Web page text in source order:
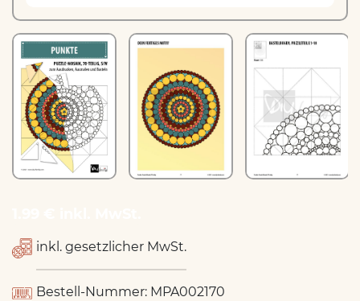
inkl. gesetzlicher MwSt.
Bestell-Nummer: MPA002170